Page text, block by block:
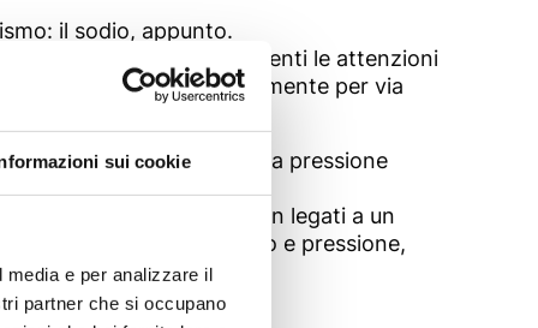
sui cookie
e per analizzare il
partner che si occupano
il sodio, appunto.
in moltissimi alimenti le attenzioni
reintegrato quotidianamente per via
quindi l’aumento della pressione
del cuore.
aumenti di peso, non legati a un
sotto controllo peso e pressione,